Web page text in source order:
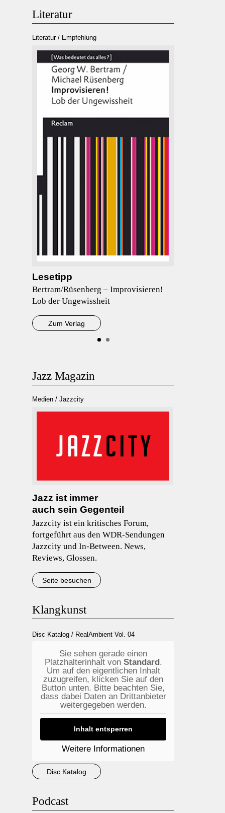
Literatur
Literatur / Empfehlung
Lesetipp
Bertram/Rüsenberg – Improvisieren!
Lob der Ungewissheit
Zum Verlag
Jazz Magazin
Medien / Jazzcity
Jazz ist immer
auch sein Gegenteil
Jazzcity ist ein kritisches Forum,
fortgeführt aus den WDR-Sendungen
Jazzcity und In-Between. News,
Reviews, Glossen.
Seite besuchen
Klangkunst
Disc Katalog / RealAmbient Vol. 04
Sie sehen gerade einen
Platzhalterinhalt von Standard.
Um auf den eigentlichen Inhalt
zuzugreifen, klicken Sie auf den
Button unten. Bitte beachten Sie,
dass dabei Daten an Drittanbieter
weitergegeben werden.
Inhalt entsperren
Weitere Informationen
Disc Katalog
Podcast